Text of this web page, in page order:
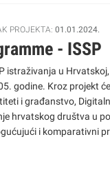
PROJEKTA: 01.01.2024.
- ISSP
istraživanja u
godine. Kroz projekt
i građanstvo,
hrvatskog društva u
i komparativni